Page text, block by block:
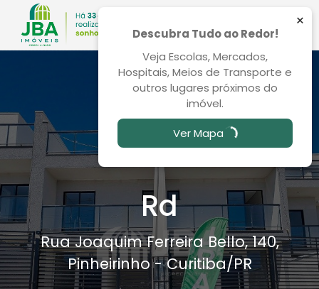
Rd
Rua Joaquim Ferreira Bello, 140,
Pinheirinho - Curitiba/PR
×
Descubra Tudo ao Redor!
Veja Escolas, Mercados,
Hospitais, Meios de Transporte e
outros lugares próximos do
imóvel.
Ver Mapa